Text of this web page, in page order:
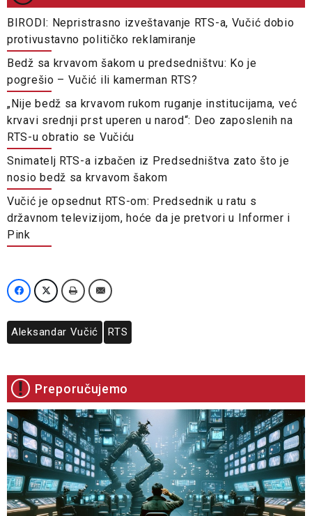
BIRODI: Nepristrasno izveštavanje RTS-a, Vučić dobio
protivustavno političko reklamiranje
Bedž sa krvavom šakom u predsedništvu: Ko je
pogrešio – Vučić ili kamerman RTS?
„Nije bedž sa krvavom rukom ruganje institucijama, već
krvavi srednji prst uperen u narod“: Deo zaposlenih na
RTS-u obratio se Vučiću
Snimatelj RTS-a izbačen iz Predsedništva zato što je
nosio bedž sa krvavom šakom
Vučić je opsednut RTS-om: Predsednik u ratu s
državnom televizijom, hoće da je pretvori u Informer i
Pink
Aleksandar Vučić RTS
Preporučujemo